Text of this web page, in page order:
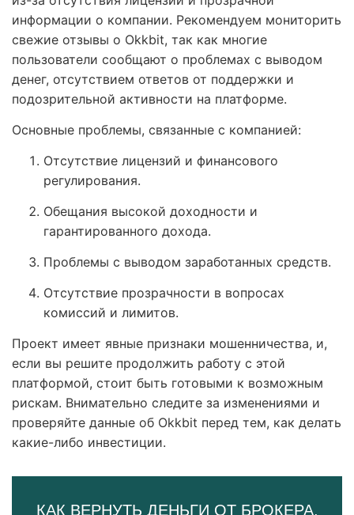
информации о компании. Рекомендуем мониторить
свежие отзывы о Okkbit, так как многие
пользователи сообщают о проблемах с выводом
денег, отсутствием ответов от поддержки и
подозрительной активности на платформе.
Основные проблемы, связанные с компанией:
Отсутствие лицензий и финансового
регулирования.
Обещания высокой доходности и
гарантированного дохода.
Проблемы с выводом заработанных средств.
Отсутствие прозрачности в вопросах
комиссий и лимитов.
Проект имеет явные признаки мошенничества, и,
если вы решите продолжить работу с этой
платформой, стоит быть готовыми к возможным
рискам. Внимательно следите за изменениями и
проверяйте данные об Okkbit перед тем, как делать
какие-либо инвестиции.
КАК ВЕРНУТЬ ДЕНЬГИ ОТ БРОКЕРА,